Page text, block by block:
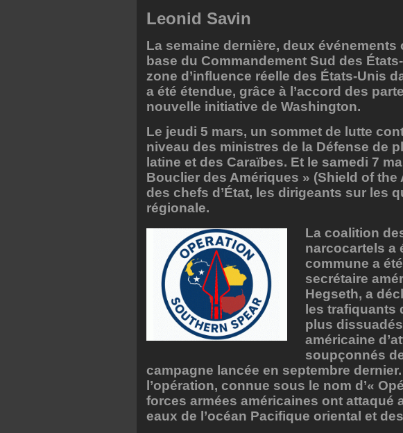
Leonid Savin
La semaine dernière, deux événements
base du Commandement Sud des
zone d’influence réelle des États-Unis
a été étendue, grâce à l’accord des
nouvelle initiative de Washington.
Le jeudi 5 mars, un sommet de lutte
niveau des ministres de la Défense de
latine et des Caraïbes. Et le samedi 7
Bouclier des Amériques » (Shield of the
des chefs d’État, les dirigeants sur les
régionale.
La coalition
narcocartels a
commune a
secrétaire
Hegseth, a
les trafiquants
plus
américaine
soupçonnés
campagne lancée en septembre
l’opération, connue sous le nom d’«
forces armées américaines ont attaqué
eaux de l’océan Pacifique oriental et